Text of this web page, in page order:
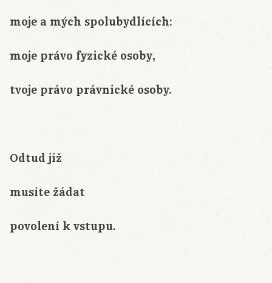
moje a mých spolubydlících:
moje právo fyzické osoby,
tvoje právo právnické osoby.
Odtud již
musíte žádat
povolení k vstupu.